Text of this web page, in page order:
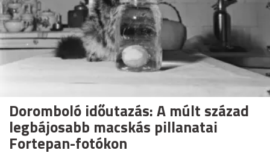
Doromboló időutazás: A múlt század
legbájosabb macskás pillanatai
Fortepan-fotókon